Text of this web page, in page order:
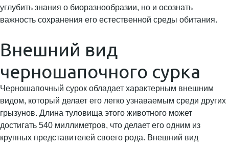
углубить знания о биоразнообразии, но и осознать
важность сохранения его естественной среды обитания.
Внешний вид
черношапочного сурка
Черношапочный сурок обладает характерным внешним
видом, который делает его легко узнаваемым среди других
грызунов. Длина туловища этого животного может
достигать 540 миллиметров, что делает его одним из
крупных представителей своего рода. Внешний вид